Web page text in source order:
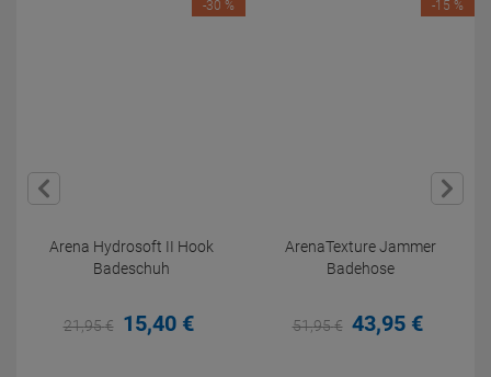
Arena Hydrosoft II Hook
Badeschuh
21,95€ 15,40 €
-30 %
ArenaTexture Jammer
Badehose
51,95€ 43,95 €
-15 %